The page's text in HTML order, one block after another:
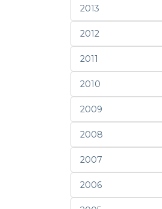
2013
2012
2011
2010
2009
2008
2007
2006